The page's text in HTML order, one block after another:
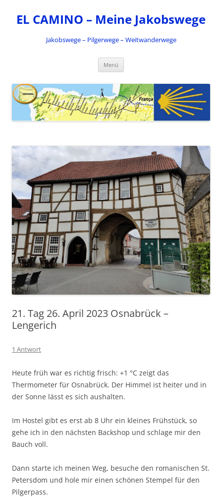
springen
EL CAMINO – Meine Jakobswege
Jakobswege – Pilgerwege – Weitwanderwege
Menü
21. Tag 26. April 2023 Osnabrück –
Lengerich
1 Antwort
Heute früh war es richtig frisch: +1 °C zeigt das
Thermometer für Osnabrück. Der Himmel ist heiter und in
der Sonne lässt es sich aushalten.
Im Hostel gibt es erst ab 8 Uhr ein kleines Frühstück, so
gehe ich in den nächsten Backshop und schlage mir den
Bauch voll.
Dann starte ich meinen Weg, besuche den romanischen St.
Petersdom und hole mir einen schönen Stempel für den
Pilgerpass.